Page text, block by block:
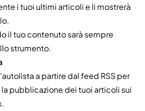
i tuoi ultimi articoli e li mostrerà
il tuo contenuto sarà sempre
strumento.
a partire dal feed RSS per
pubblicazione dei tuoi articoli sui